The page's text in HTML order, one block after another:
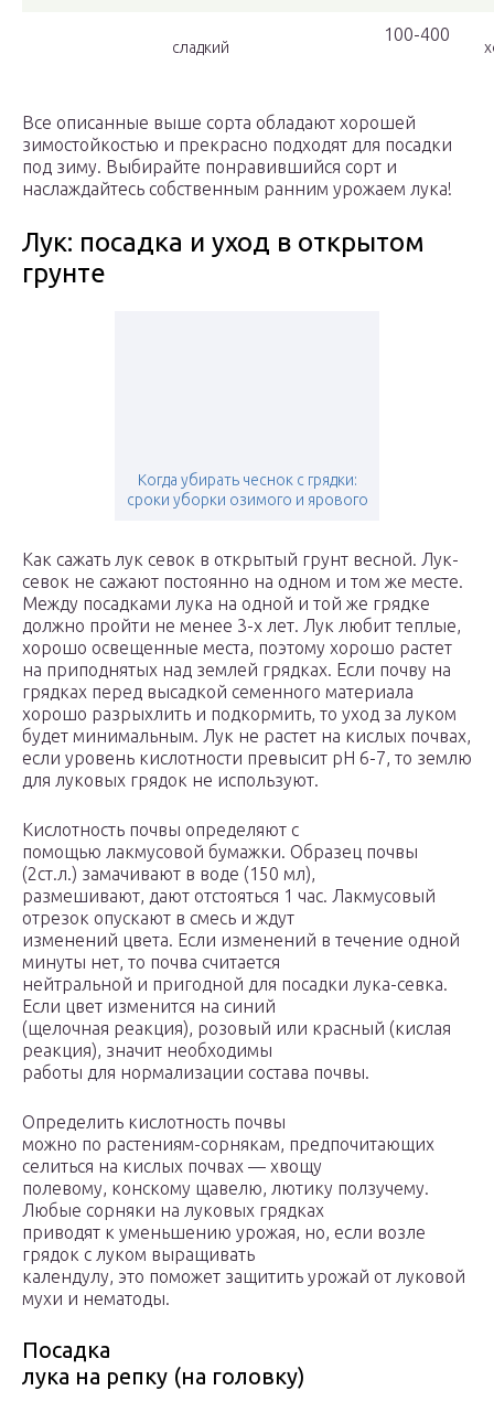
сладкий
100-400
Все описанные выше сорта обладают хорошей
зимостойкостью и прекрасно подходят для посадки
под зиму. Выбирайте понравившийся сорт и
наслаждайтесь собственным ранним урожаем лука!
Лук: посадка и уход в открытом
грунте
Когда убирать чеснок с грядки:
сроки уборки озимого и ярового
Как сажать лук севок в открытый грунт весной. Лук-
севок не сажают постоянно на одном и том же месте.
Между посадками лука на одной и той же грядке
должно пройти не менее 3-х лет. Лук любит теплые,
хорошо освещенные места, поэтому хорошо растет
на приподнятых над землей грядках. Если почву на
грядках перед высадкой семенного материала
хорошо разрыхлить и подкормить, то уход за луком
будет минимальным. Лук не растет на кислых почвах,
если уровень кислотности превысит рН 6-7, то землю
для луковых грядок не используют.
Кислотность почвы определяют с
помощью лакмусовой бумажки. Образец почвы
(2ст.л.) замачивают в воде (150 мл),
размешивают, дают отстояться 1 час. Лакмусовый
отрезок опускают в смесь и ждут
изменений цвета. Если изменений в течение одной
минуты нет, то почва считается
нейтральной и пригодной для посадки лука-севка.
Если цвет изменится на синий
(щелочная реакция), розовый или красный (кислая
реакция), значит необходимы
работы для нормализации состава почвы.
Определить кислотность почвы
можно по растениям-сорнякам, предпочитающих
селиться на кислых почвах — хвощу
полевому, конскому щавелю, лютику ползучему.
Любые сорняки на луковых грядках
приводят к уменьшению урожая, но, если возле
грядок с луком выращивать
календулу, это поможет защитить урожай от луковой
мухи и нематоды.
Посадка
лука на репку (на головку)